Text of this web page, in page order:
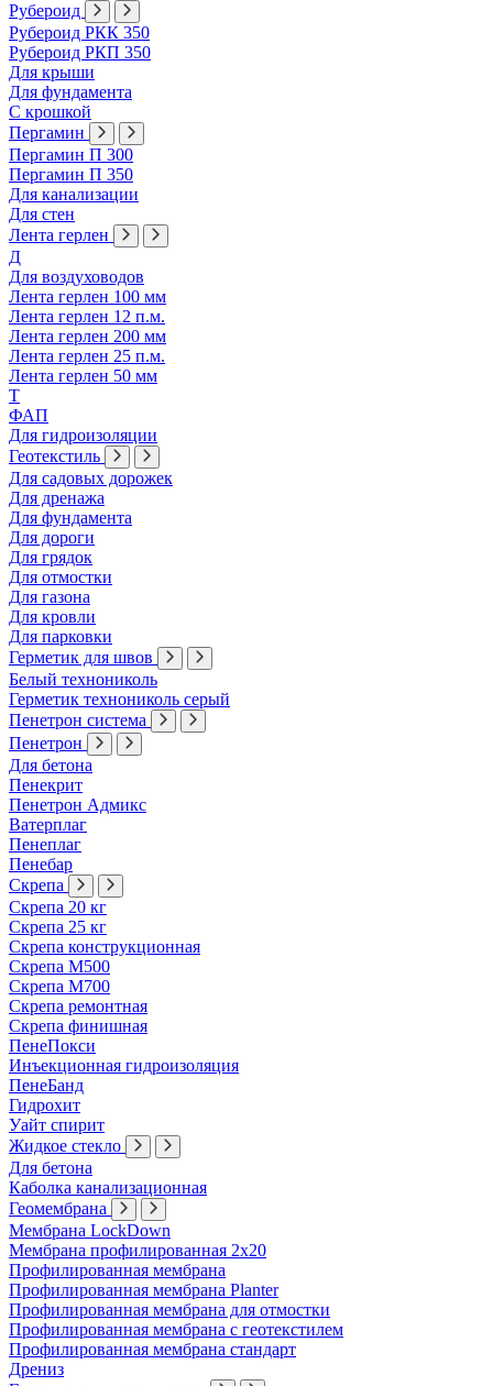
Рубероид
Рубероид РКК 350
Рубероид РКП 350
Для крыши
Для фундамента
С крошкой
Пергамин
Пергамин П 300
Пергамин П 350
Для канализации
Для стен
Лента герлен
Д
Для воздуховодов
Лента герлен 100 мм
Лента герлен 12 п.м.
Лента герлен 200 мм
Лента герлен 25 п.м.
Лента герлен 50 мм
Т
ФАП
Для гидроизоляции
Геотекстиль
Для садовых дорожек
Для дренажа
Для фундамента
Для дороги
Для грядок
Для отмостки
Для газона
Для кровли
Для парковки
Герметик для швов
Белый технониколь
Герметик технониколь серый
Пенетрон система
Пенетрон
Для бетона
Пенекрит
Пенетрон Адмикс
Ватерплаг
Пенеплаг
Пенебар
Скрепа
Скрепа 20 кг
Скрепа 25 кг
Скрепа конструкционная
Скрепа М500
Скрепа М700
Скрепа ремонтная
Скрепа финишная
ПенеПокси
Инъекционная гидроизоляция
ПенеБанд
Гидрохит
Уайт спирит
Жидкое стекло
Для бетона
Каболка канализационная
Геомембрана
Мембрана LockDown
Мембрана профилированная 2х20
Профилированная мембрана
Профилированная мембрана Planter
Профилированная мембрана для отмостки
Профилированная мембрана с геотекстилем
Профилированная мембрана стандарт
Дрениз